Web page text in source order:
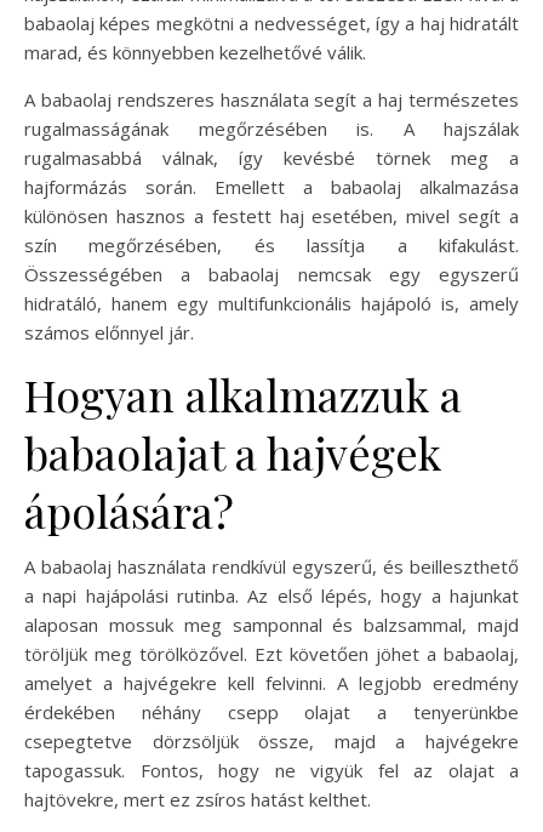
babaolaj képes megkötni a nedvességet, így a haj hidratált
marad, és könnyebben kezelhetővé válik.
A babaolaj rendszeres használata segít a haj természetes
rugalmasságának megőrzésében is. A hajszálak
rugalmasabbá válnak, így kevésbé törnek meg a
hajformázás során. Emellett a babaolaj alkalmazása
különösen hasznos a festett haj esetében, mivel segít a
szín megőrzésében, és lassítja a kifakulást.
Összességében a babaolaj nemcsak egy egyszerű
hidratáló, hanem egy multifunkcionális hajápoló is, amely
számos előnnyel jár.
Hogyan alkalmazzuk a
babaolajat a hajvégek
ápolására?
A babaolaj használata rendkívül egyszerű, és beilleszthető
a napi hajápolási rutinba. Az első lépés, hogy a hajunkat
alaposan mossuk meg samponnal és balzsammal, majd
töröljük meg törölközővel. Ezt követően jöhet a babaolaj,
amelyet a hajvégekre kell felvinni. A legjobb eredmény
érdekében néhány csepp olajat a tenyerünkbe
csepegtetve dörzsöljük össze, majd a hajvégekre
tapogassuk. Fontos, hogy ne vigyük fel az olajat a
hajtövekre, mert ez zsíros hatást kelthet.